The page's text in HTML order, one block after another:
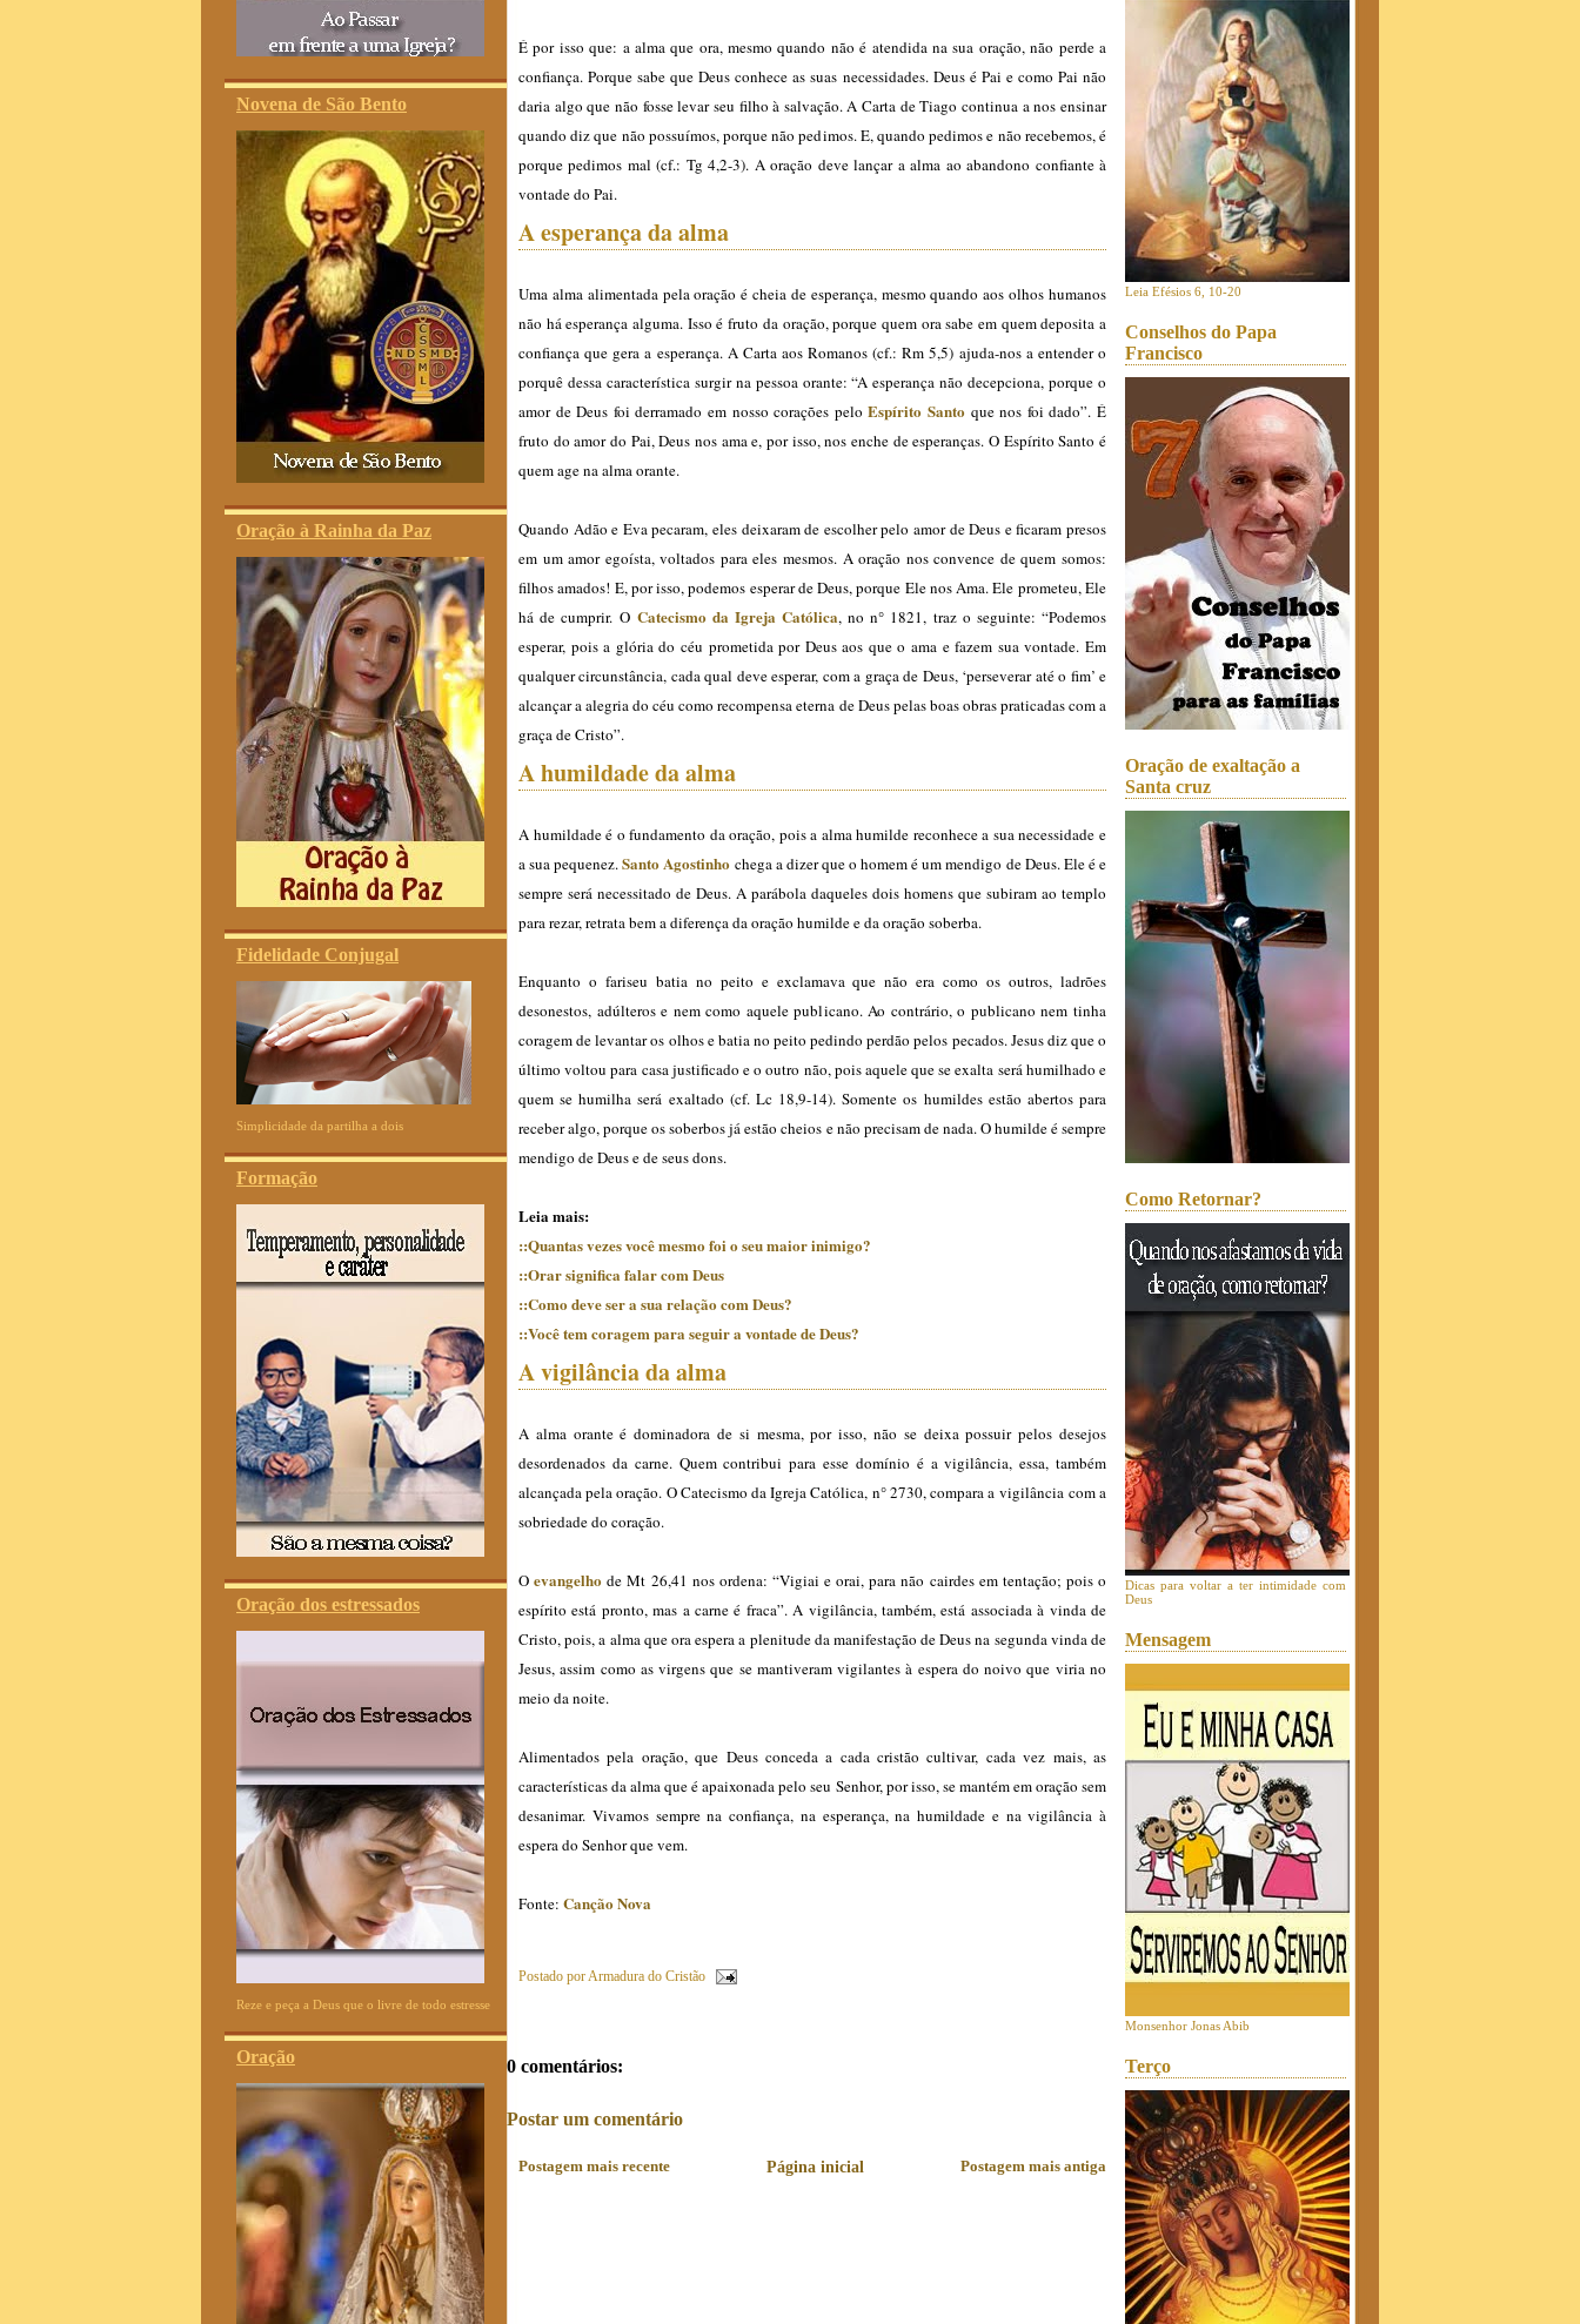
Novena de São Bento
Oração à Rainha da Paz
Fidelidade Conjugal
Simplicidade da partilha a dois
Formação
Oração dos estressados
Reze e peça a Deus que o livre de todo estresse
Oração
É por isso que: a alma que ora, mesmo quando não é atendida na sua oração, não perde a
confiança. Porque sabe que Deus conhece as suas necessidades. Deus é Pai e como Pai não
daria algo que não fosse levar seu filho à salvação. A Carta de Tiago continua a nos ensinar
quando diz que não possuímos, porque não pedimos. E, quando pedimos e não recebemos, é
porque pedimos mal (cf.: Tg 4,2-3). A oração deve lançar a alma ao abandono confiante à
vontade do Pai.
A esperança da alma
Uma alma alimentada pela oração é cheia de esperança, mesmo quando aos olhos humanos
não há esperança alguma. Isso é fruto da oração, porque quem ora sabe em quem deposita a
confiança que gera a esperança. A Carta aos Romanos (cf.: Rm 5,5) ajuda-nos a entender o
porquê dessa característica surgir na pessoa orante: “A esperança não decepciona, porque o
amor de Deus foi derramado em nosso corações peloEspírito Santo que nos foi dado”. É
fruto do amor do Pai, Deus nos ama e, por isso, nos enche de esperanças. O Espírito Santo é
quem age na alma orante.
Quando Adão e Eva pecaram, eles deixaram de escolher pelo amor de Deus e ficaram presos
em um amor egoísta, voltados para eles mesmos. A oração nos convence de quem somos:
filhos amados! E, por isso, podemos esperar de Deus, porque Ele nos Ama. Ele prometeu, Ele
há de cumprir. O Catecismo da Igreja Católica, no n° 1821, traz o seguinte: “Podemos
esperar, pois a glória do céu prometida por Deus aos que o ama e fazem sua vontade. Em
qualquer circunstância, cada qual deve esperar, com a graça de Deus, ‘perseverar até o fim’ e
alcançar a alegria do céu como recompensa eterna de Deus pelas boas obras praticadas com a
graça de Cristo”.
A humildade da alma
A humildade é o fundamento da oração, pois a alma humilde reconhece a sua necessidade e
a sua pequenez.Santo Agostinho chega a dizer que o homem é um mendigo de Deus. Ele é e
sempre será necessitado de Deus. A parábola daqueles dois homens que subiram ao templo
para rezar, retrata bem a diferença da oração humilde e da oração soberba.
Enquanto o fariseu batia no peito e exclamava que não era como os outros, ladrões
desonestos, adúlteros e nem como aquele publicano. Ao contrário, o publicano nem tinha
coragem de levantar os olhos e batia no peito pedindo perdão pelos pecados. Jesus diz que o
último voltou para casa justificado e o outro não, pois aquele que se exalta será humilhado e
quem se humilha será exaltado (cf. Lc 18,9-14). Somente os humildes estão abertos para
receber algo, porque os soberbos já estão cheios e não precisam de nada. O humilde é sempre
mendigo de Deus e de seus dons.
Leia mais:
::Quantas vezes você mesmo foi o seu maior inimigo?
::Orar significa falar com Deus
::Como deve ser a sua relação com Deus?
::Você tem coragem para seguir a vontade de Deus?
A vigilância da alma
A alma orante é dominadora de si mesma, por isso, não se deixa possuir pelos desejos
desordenados da carne. Quem contribui para esse domínio é a vigilância, essa, também
alcançada pela oração. O Catecismo da Igreja Católica, n° 2730, compara a vigilância com a
sobriedade do coração.
Oevangelho de Mt 26,41 nos ordena: “Vigiai e orai, para não cairdes em tentação; pois o
espírito está pronto, mas a carne é fraca”. A vigilância, também, está associada à vinda de
Cristo, pois, a alma que ora espera a plenitude da manifestação de Deus na segunda vinda de
Jesus, assim como as virgens que se mantiveram vigilantes à espera do noivo que viria no
meio da noite.
Alimentados pela oração, que Deus conceda a cada cristão cultivar, cada vez mais, as
características da alma que é apaixonada pelo seu Senhor, por isso, se mantém em oração sem
desanimar. Vivamos sempre na confiança, na esperança, na humildade e na vigilância à
espera do Senhor que vem.
Fonte: Canção Nova
Postado por Armadura do Cristão
0 comentários:
Postar um comentário
Postagem mais recente Postagem mais antiga
Página inicial
Leia Efésios 6, 10-20
Conselhos do Papa
Francisco
Oração de exaltação a
Santa cruz
Como Retornar?
Dicas para voltar a ter intimidade com
Deus
Mensagem
Monsenhor Jonas Abib
Terço